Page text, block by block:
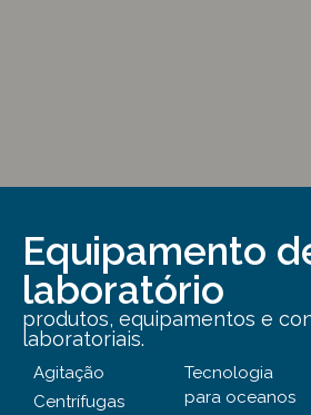
Equipamento
laboratório
produtos, equipamentos e
laboratoriais.
Agitação
Centrífugas
Tecnologia
para oceanos